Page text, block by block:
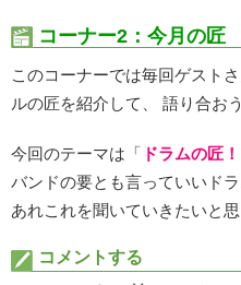
コーナー2：今月の匠
このコーナーでは毎回ゲスト
ルの匠を紹介して、 語り合お
今回のテーマは「 ドラムの匠！
バンドの要とも言っていいド
あれこれを聞いていきたいと思
コメントする